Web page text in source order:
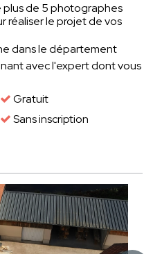
de 5 photographes
réaliser le projet de vos
dans le département
avec l'expert dont vous
Gratuit
Sans inscription